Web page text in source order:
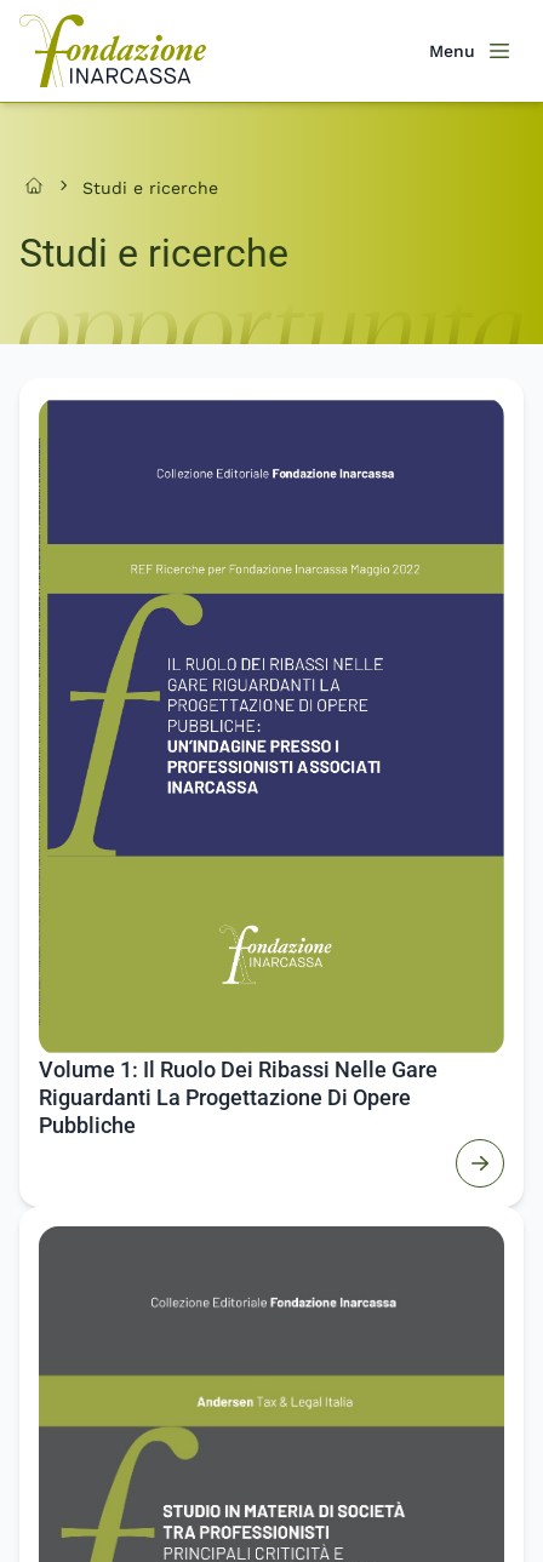
Salta
contenuto
principale
Menu
Home Studi e ricerche
Studi e ricerche
Volume 1: Il Ruolo Dei Ribassi Nelle Gare
Riguardanti La Progettazione Di Opere
Pubbliche